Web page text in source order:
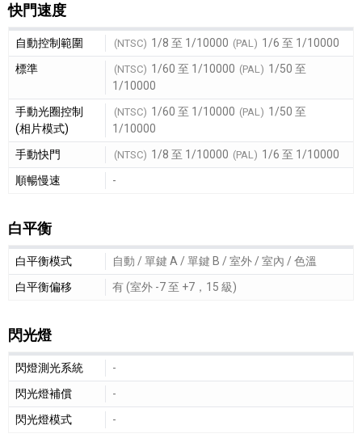
快門速度
快門速度細節敘述
自動控制範圍 (NTSC) 1/8 至 1/10000 (PAL) 1/6 至 1/10000
標準
(NTSC) 1/60 至 1/10000 (PAL) 1/50 至
1/10000
手動光圈控制
(相片模式)
(NTSC) 1/60 至 1/10000 (PAL) 1/50 至
1/10000
手動快門
(NTSC) 1/8 至 1/10000 (PAL) 1/6 至 1/10000
順暢慢速
-
白平衡
白平衡細節敘述
白平衡模式
自動 / 單鍵 A / 單鍵 B / 室外 / 室內 / 色溫
白平衡偏移
有 (室外 -7 至 +7，15 級)
閃光燈
閃光燈細節敘述
閃燈測光系統
-
閃光燈補償
-
閃光燈模式
-